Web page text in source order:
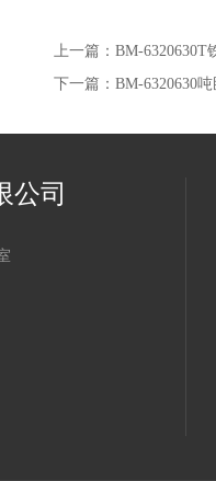
上一篇： BM-6320630T
下一篇： BM-6320630
公司